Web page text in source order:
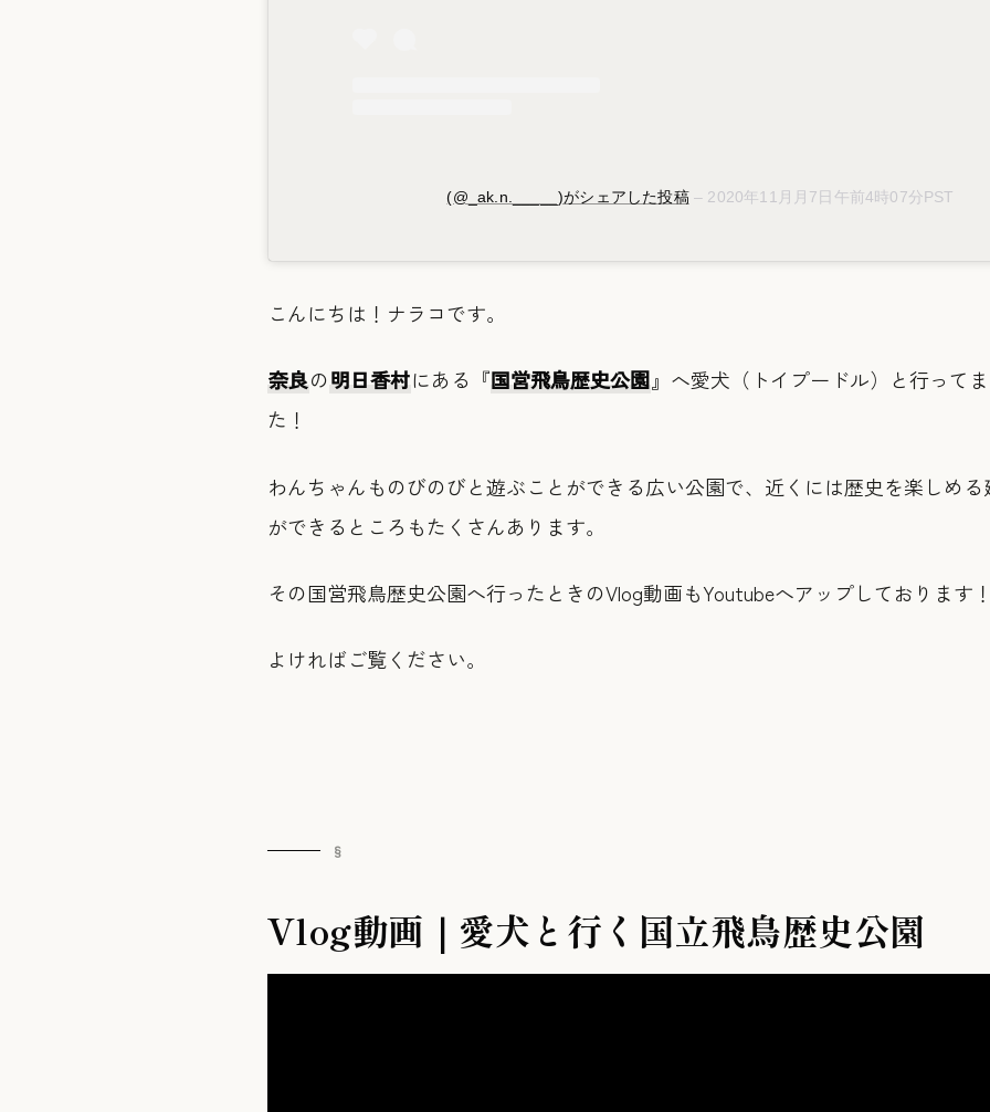
(@_ak.n._____)がシェアした投稿– 2020年11月月7日午前4時07分PST
こんにちは！ナラコです。
奈良の明日香村にある『国営飛鳥歴史公園』へ愛犬（トイプードル）と行って
た！
わんちゃんものびのびと遊ぶことができる広い公園で、近くには歴史を楽しめ
ができるところもたくさんあります。
その国営飛鳥歴史公園へ行ったときのVlog動画もYoutubeへアップしております
よければご覧ください。
Vlog動画｜愛犬と行く国立飛鳥歴史公園